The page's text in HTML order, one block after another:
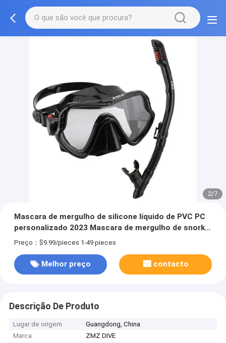
3/7
Mascara de mergulho de silicone líquido de PVC PC
personalizado 2023 Mascara de mergulho de snorkel
para adultos
Preço：$9.99/pieces 1-49 pieces
Melhor preço contacto
Descrição De Produto
Lugar de origem
Guangdong, China
Marca
ZMZ DIVE